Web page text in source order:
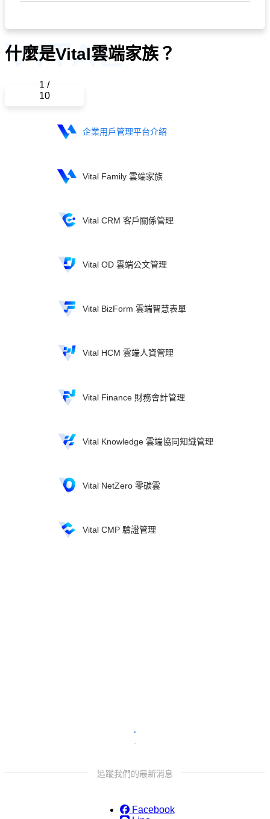
什麼是Vital雲端家族？
1 /
10
企業用戶管理平台介紹
Vital Family 雲端家族
Vital CRM 客戶關係管理
Vital OD 雲端公文管理
Vital BizForm 雲端智慧表單
Vital HCM 雲端人資管理
Vital Finance 財務會計管理
Vital Knowledge 雲端協同知識管理
Vital NetZero 零碳雲
Vital CMP 驗證管理
追蹤我們的最新消息
Facebook